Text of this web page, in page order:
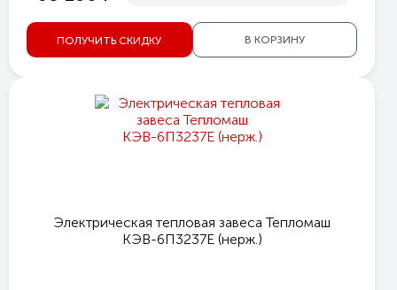
ПОЛУЧИТЬ СКИДКУ В КОРЗИНУ
Электрическая тепловая завеса Тепломаш
КЭВ-6П3237E (нерж.)